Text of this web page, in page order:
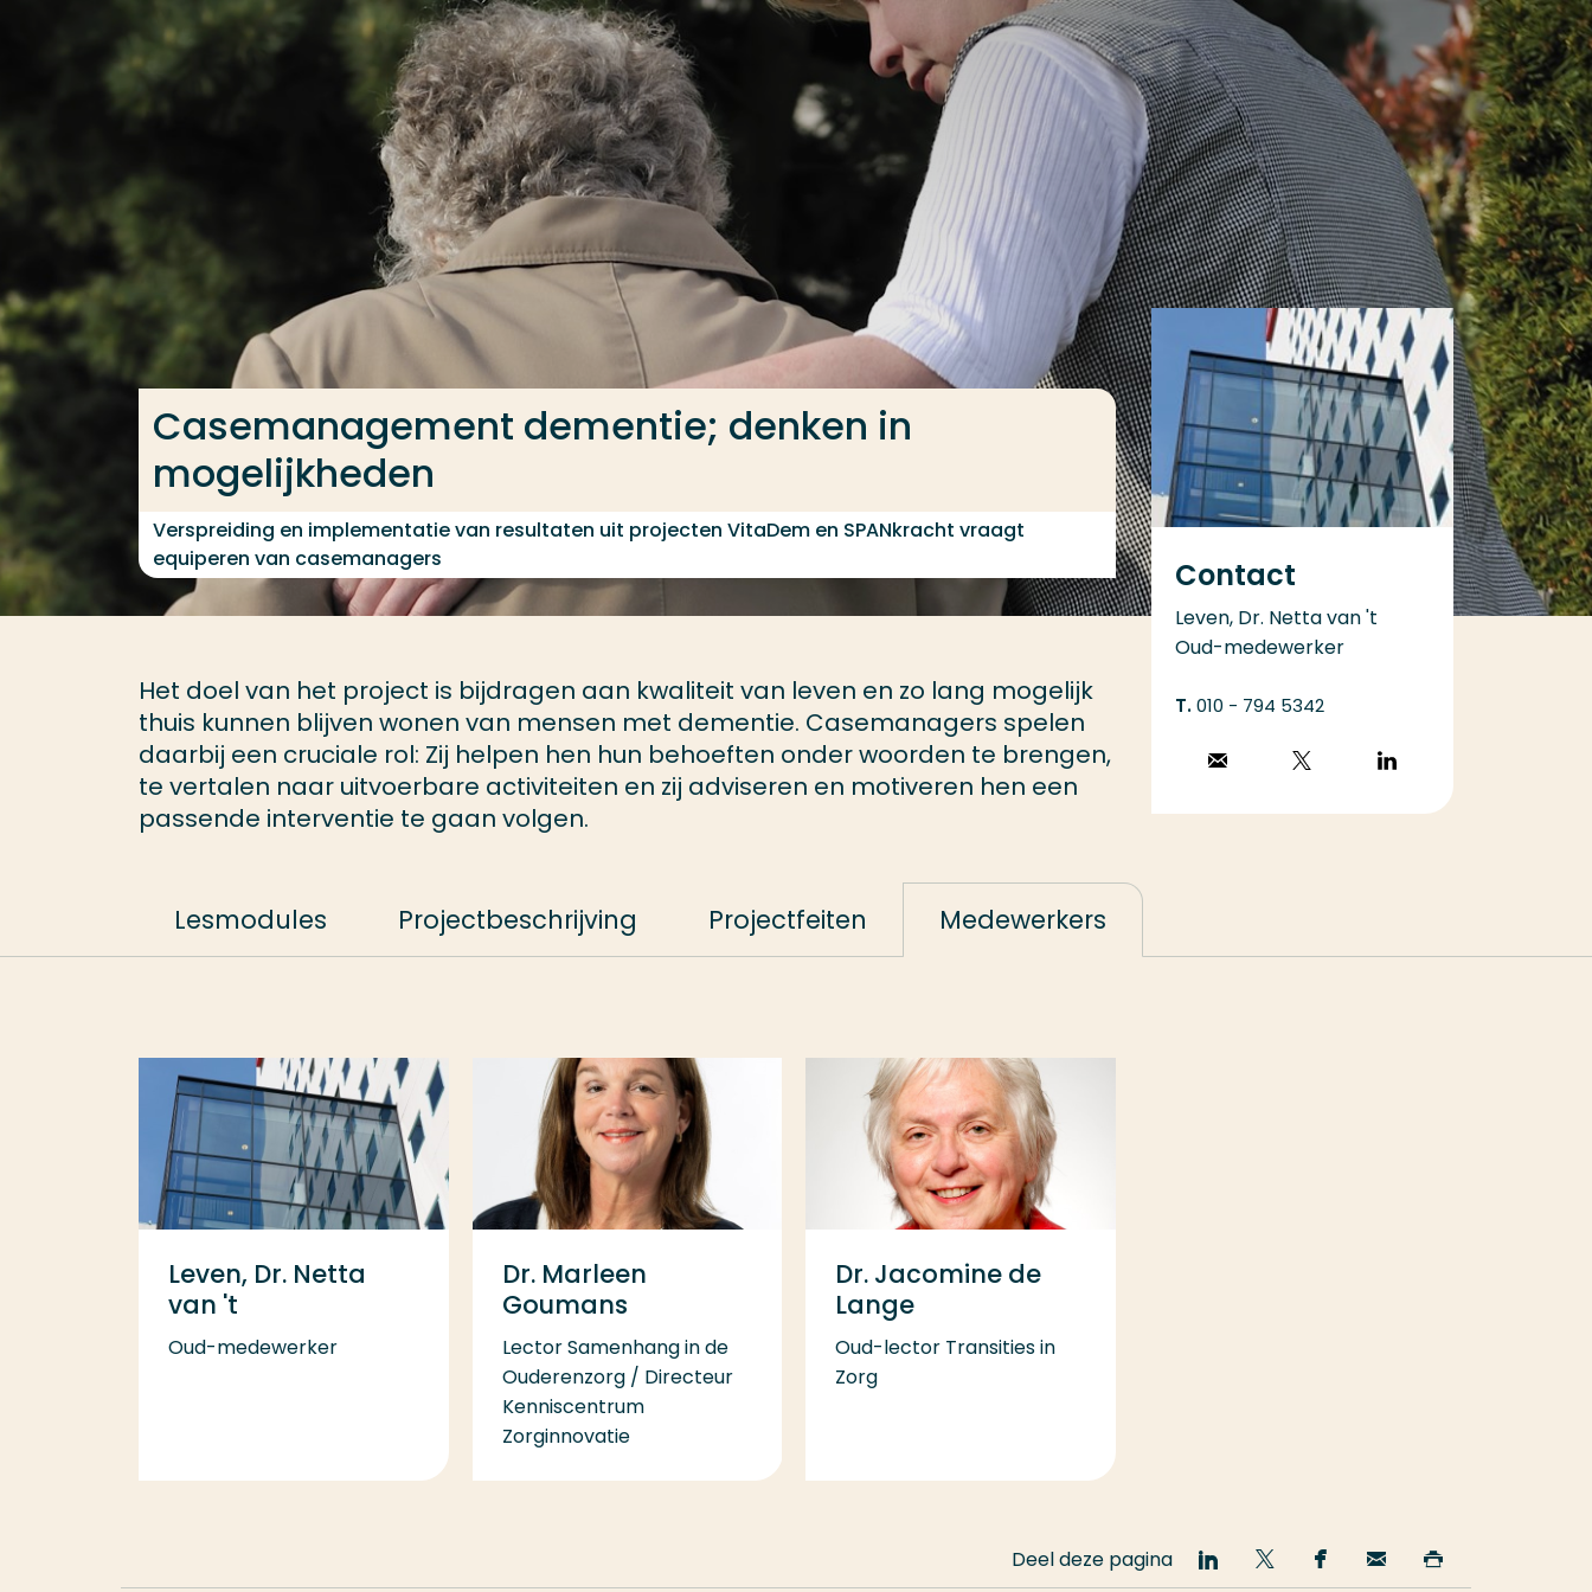
Ga direct naar de content
Casemanagement dementie; denken in
mogelijkheden
Verspreiding en implementatie van resultaten uit projecten VitaDem en SPANkracht vraagt
equiperen van casemanagers
Het doel van het project is bijdragen aan kwaliteit van leven en zo lang mogelijk
thuis kunnen blijven wonen van mensen met dementie. Casemanagers spelen
daarbij een cruciale rol: Zij helpen hen hun behoeften onder woorden te brengen,
te vertalen naar uitvoerbare activiteiten en zij adviseren en motiveren hen een
passende interventie te gaan volgen.
Contact
Leven, Dr. Netta van 't
Oud-medewerker
010 - 794 5342
Stuur een emailVolg op X
LinkedIn
Lesmodules Projectbeschrijving Projectfeiten Medewerkers
Leven, Dr. Netta
van 't
Oud-medewerker
Dr. Marleen
Goumans
Lector Samenhang in de
Ouderenzorg / Directeur
Kenniscentrum
Zorginnovatie
Dr. Jacomine de
Lange
Oud-lector Transities in
Zorg
Deel deze pagina
Deel
Deel
Deel
Email